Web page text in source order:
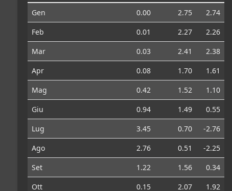
Gen 0.00 2.75
2.74
Feb
0.01 2.27
2.26
Mar
0.03 2.41
2.38
Apr
0.08 1.70
1.61
Mag
0.42 1.52
1.10
Giu
0.94 1.49
0.55
Lug
3.45 0.70
-2.76
Ago
2.76 0.51
-2.25
Set
1.22 1.56
0.34
Ott
0.15 2.07 1.92